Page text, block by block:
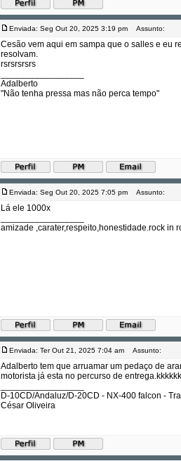
Enviada: Seg Out 20, 2025 3:19 pm Assunto:
Cesão vem aqui em sampa que o salles e eu
resolvam.
rsrsrsrsrs
Adalberto
"Não tenha pressa mas não perca tempo"
Enviada: Seg Out 20, 2025 7:05 pm Assunto:
Lá ele 1000x
amizade ,carater,respeito,honestidade.rock in
Enviada: Ter Out 21, 2025 7:04 am Assunto:
Adalberto tem que arruamar um pedaço de
motorista já esta no percurso de
D-10CD/Andaluz/D-20CD - NX-400 falcon -
César Oliveira